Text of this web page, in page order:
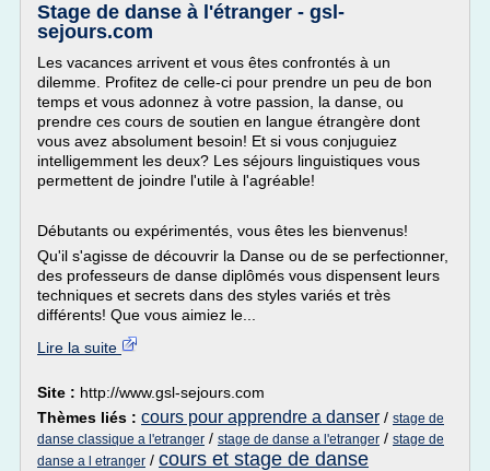
Stage de danse à l'étranger - gsl-
sejours.com
Les vacances arrivent et vous êtes confrontés à un
dilemme. Profitez de celle-ci pour prendre un peu de bon
temps et vous adonnez à votre passion, la danse, ou
prendre ces cours de soutien en langue étrangère dont
vous avez absolument besoin! Et si vous conjuguiez
intelligemment les deux? Les séjours linguistiques vous
permettent de joindre l'utile à l'agréable!
Débutants ou expérimentés, vous êtes les bienvenus!
Qu'il s'agisse de découvrir la Danse ou de se perfectionner,
des professeurs de danse diplômés vous dispensent leurs
techniques et secrets dans des styles variés et très
différents! Que vous aimiez le...
Lire la suite
Site : http://www.gsl-sejours.com
Thèmes liés : cours pour apprendre a danser / stage de
danse classique a l'etranger / stage de danse a l'etranger / stage de
danse a l etranger / cours et stage de danse